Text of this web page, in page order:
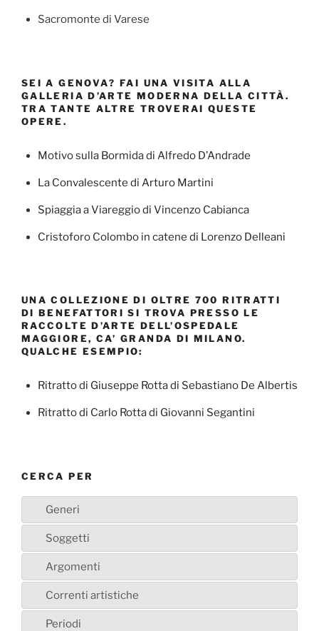
Sacromonte di Varese
SEI A GENOVA? FAI UNA VISITA ALLA
GALLERIA D’ARTE MODERNA DELLA CITTÀ.
TRA TANTE ALTRE TROVERAI QUESTE
OPERE.
Motivo sulla Bormida di Alfredo D’Andrade
La Convalescente di Arturo Martini
Spiaggia a Viareggio di Vincenzo Cabianca
Cristoforo Colombo in catene di Lorenzo Delleani
UNA COLLEZIONE DI OLTRE 700 RITRATTI
DI BENEFATTORI SI TROVA PRESSO LE
RACCOLTE D’ARTE DELL’OSPEDALE
MAGGIORE, CA’ GRANDA DI MILANO.
QUALCHE ESEMPIO:
Ritratto di Giuseppe Rotta di Sebastiano De Albertis
Ritratto di Carlo Rotta di Giovanni Segantini
CERCA PER
Generi
Soggetti
Argomenti
Correnti artistiche
Periodi